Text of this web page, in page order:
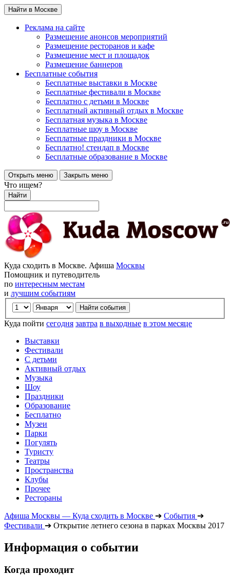
Найти в Москве
Реклама на сайте
Размещение анонсов мероприятий
Размещение ресторанов и кафе
Размещение мест и площадок
Размещение баннеров
Бесплатные события
Бесплатные выставки в Москве
Бесплатные фестивали в Москве
Бесплатно с детьми в Москве
Бесплатный активный отдых в Москве
Бесплатная музыка в Москве
Бесплатные шоу в Москве
Бесплатные праздники в Москве
Бесплатно! стендап в Москве
Бесплатные образование в Москве
Открыть меню Закрыть меню
Что ищем?
Найти
Куда сходить в Москве. Афиша Москвы
Помощник и путеводитель
по интересным местам
и лучшим событиям
Куда пойти сегодня завтра в выходные в этом месяце
Выставки
Фестивали
С детьми
Активный отдых
Музыка
Шоу
Праздники
Образование
Бесплатно
Музеи
Парки
Погулять
Туристу
Театры
Пространства
Клубы
Прочее
Рестораны
Афиша Москвы — Куда сходить в Москве ➔ События ➔
Фестивали ➔ Открытие летнего сезона в парках Москвы 2017
Информация о событии
Когда проходит